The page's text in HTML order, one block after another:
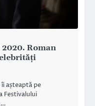
Roman
așteaptă pe
Festivalului